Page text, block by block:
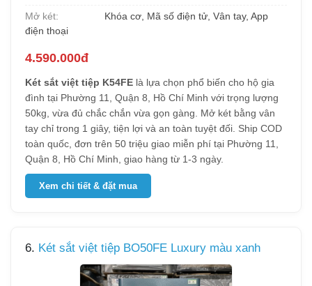
Mở két:
Khóa cơ, Mã số điện tử, Vân tay, App
điện thoại
4.590.000đ
Két sắt việt tiệp K54FE là lựa chọn phổ biến cho hộ gia
đình tại Phường 11, Quận 8, Hồ Chí Minh với trọng lượng
50kg, vừa đủ chắc chắn vừa gọn gàng. Mở két bằng vân
tay chỉ trong 1 giây, tiện lợi và an toàn tuyệt đối. Ship COD
toàn quốc, đơn trên 50 triệu giao miễn phí tại Phường 11,
Quận 8, Hồ Chí Minh, giao hàng từ 1-3 ngày.
Xem chi tiết & đặt mua
6. Két sắt việt tiệp BO50FE Luxury màu xanh